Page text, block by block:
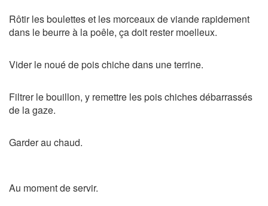
Rôtir les boulettes et les morceaux de viande rapidement
dans le beurre à la poêle, ça doit rester moelleux.
Vider le noué de pois chiche dans une terrine.
Filtrer le bouillon, y remettre les pois chiches débarrassés
de la gaze.
Garder au chaud.
Au moment de servir.